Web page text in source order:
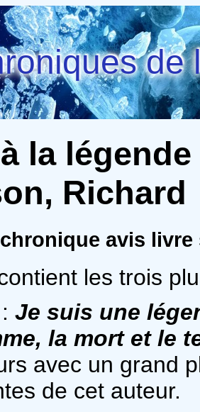
de
la
Richard
avis
les trois
: Je suis une
la mort et le
avec un grand
de cet auteur.